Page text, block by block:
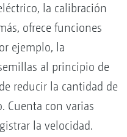
la calibración
ofrece funciones
ejemplo, la
al principio de
reducir la cantidad de
Cuenta con varias
la velocidad.